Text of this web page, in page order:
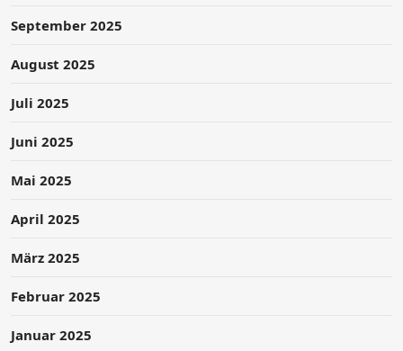
September 2025
August 2025
Juli 2025
Juni 2025
Mai 2025
April 2025
März 2025
Februar 2025
Januar 2025